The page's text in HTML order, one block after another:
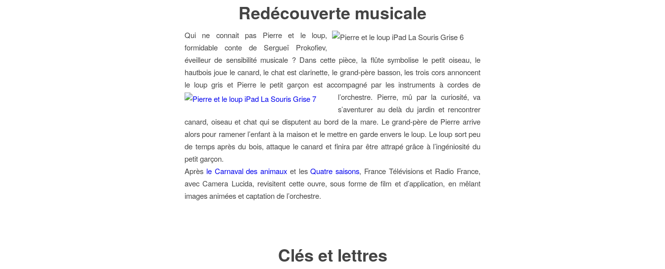
Redécouverte musicale
Qui ne connait pas Pierre et le loup,
formidable conte de Sergueï Prokofiev,
éveilleur de sensibilité musicale ? Dans cette pièce, la flûte symbolise le petit oiseau, le
hautbois joue le canard, le chat est clarinette, le grand-père basson, les trois cors annoncent
le loup gris et Pierre le petit garçon est accompagné par les instruments à cordes de
l’orchestre. Pierre, mû par la curiosité, va
s’aventurer au delà du jardin et rencontrer
canard, oiseau et chat qui se disputent au bord de la mare. Le grand-père de Pierre arrive
alors pour ramener l’enfant à la maison et le mettre en garde envers le loup. Le loup sort peu
de temps après du bois, attaque le canard et finira par être attrapé grâce à l’ingéniosité du
petit garçon.
Après le Carnaval des animaux et lesQuatre saisons, France Télévisions et Radio France,
avec Camera Lucida, revisitent cette ouvre, sous forme de film et d’application, en mêlant
images animées et captation de l’orchestre.
Clés et lettres